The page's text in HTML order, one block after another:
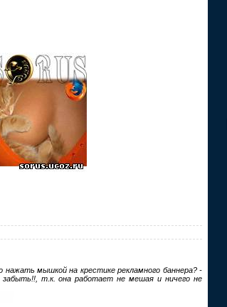
нажать мышкой на крестике рекламного баннера? -
т.к. она работает не мешая и ничего не